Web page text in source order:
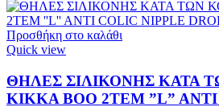
Προσθήκη στο καλάθι
Quick view
ΘΗΛΕΣ ΣΙΛΙΚΟΝΗΣ ΚΑΤΑ
KIKKA BOO 2TEM ”L”